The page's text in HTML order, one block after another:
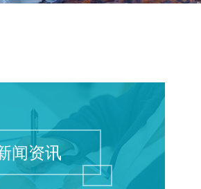
闻资讯